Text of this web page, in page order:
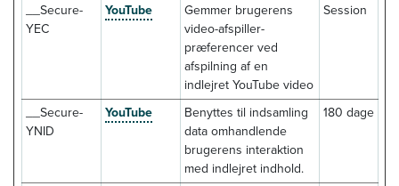
__Secure-
YEC
YouTube
Gemmer brugerens
video-afspiller-
præferencer ved
afspilning af en
indlejret YouTube video
Session
__Secure-
YNID
YouTube
Benyttes til indsamling
data omhandlende
brugerens interaktion
med indlejret indhold.
180 dage